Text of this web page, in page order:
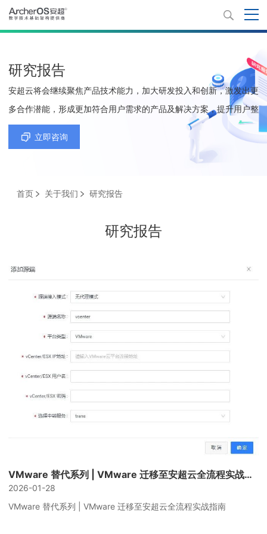
研究报告
安超云将会继续聚焦产品技术能力，加大研发投入和创新，激发出更
多合作潜能，形成更加符合用户需求的产品及解决方案，提升用户整
体使用体验和稳定安全性，推动生态产业共赢，助力我国数字化转
立即咨询
首页 关于我们 研究报告
研究报告
VMware 替代系列 | VMware 迁移至安超云全流程实战指南
2026-01-28
VMware 替代系列 | VMware 迁移至安超云全流程实战指南